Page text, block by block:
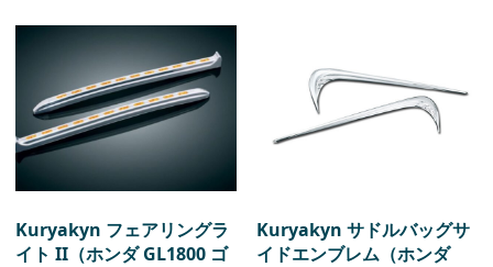
Kuryakyn フェアリングラ
イト II（ホンダ GL1800 ゴ
Kuryakyn サドルバッグサ
イドエンブレム（ホンダ